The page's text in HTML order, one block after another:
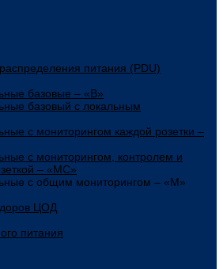
питания (PDU)
базовые – «В»
базовый с локальным
с мониторингом каждой розетки –
с мониторингом, контролем и
– «МС»
с общим мониторингом – «М»
ЦОД
питания